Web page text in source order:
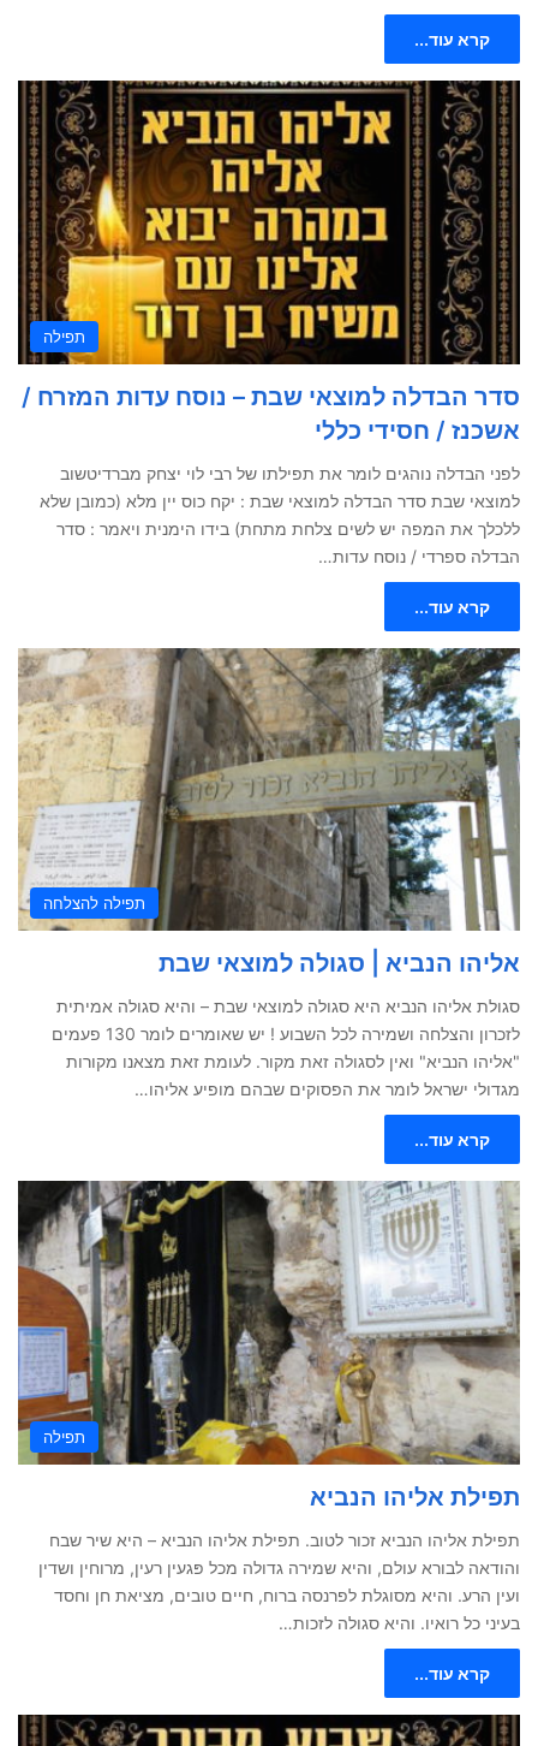
קרא עוד...
תפילה
סדר הבדלה למוצאי שבת – נוסח עדות המזרח /
אשכנז / חסידי כללי
לפני הבדלה נוהגים לומר את תפילתו של רבי לוי יצחק מברדיטשוב
למוצאי שבת סדר הבדלה למוצאי שבת : יקח כוס יין מלא (כמובן שלא
ללכלך את המפה יש לשים צלחת מתחת) בידו הימנית ויאמר : סדר
הבדלה ספרדי / נוסח עדות…
קרא עוד...
תפילה להצלחה
אליהו הנביא | סגולה למוצאי שבת
סגולת אליהו הנביא היא סגולה למוצאי שבת – והיא סגולה אמיתית
לזכרון והצלחה ושמירה לכל השבוע ! יש שאומרים לומר 130 פעמים
"אליהו הנביא" ואין לסגולה זאת מקור. לעומת זאת מצאנו מקורות
מגדולי ישראל לומר את הפסוקים שבהם מופיע אליהו…
קרא עוד...
תפילה
תפילת אליהו הנביא
תפילת אליהו הנביא זכור לטוב. תפילת אליהו הנביא – היא שיר שבח
והודאה לבורא עולם, והיא שמירה גדולה מכל פּגעין רעין, מרוחין ושדין
ועין הרע. והיא מסוגלת לפרנסה ברוח, חיים טובים, מציאת חן וחסד
בעיני כל רואיו. והיא סגולה לזכות…
קרא עוד...